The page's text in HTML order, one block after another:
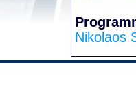
Nikolaos